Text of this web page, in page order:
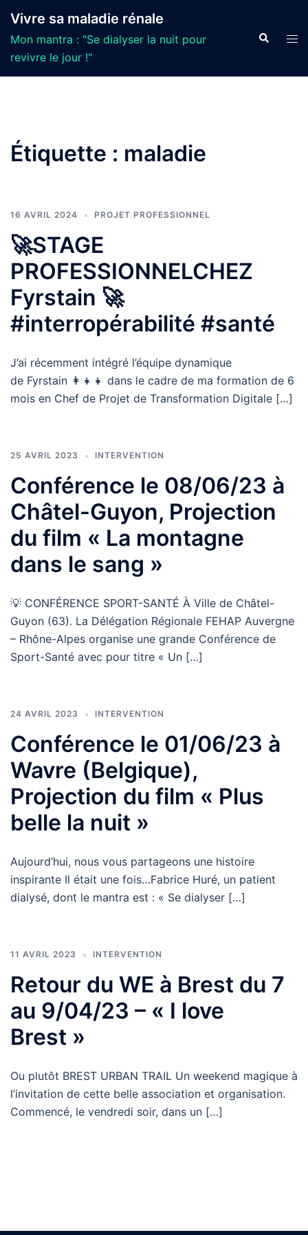
contenu
Vivre sa maladie rénale
Mon mantra : "Se dialyser la nuit pour
revivre le jour !"
Étiquette : maladie
16 AVRIL 2024 PROJET PROFESSIONNEL
🚀STAGE
PROFESSIONNELCHEZ
Fyrstain 🚀
#interropérabilité #santé
J’ai récemment intégré l’équipe dynamique
de Fyrstain 👩‍👧‍👧 dans le cadre de ma formation de 6
mois en Chef de Projet de Transformation Digitale […]
25 AVRIL 2023 INTERVENTION
Conférence le 08/06/23 à
Châtel-Guyon, Projection
du film « La montagne
dans le sang »
💡 CONFÉRENCE SPORT-SANTÉ À Ville de Châtel-
Guyon (63). La Délégation Régionale FEHAP Auvergne
– Rhône-Alpes organise une grande Conférence de
Sport-Santé avec pour titre « Un […]
24 AVRIL 2023 INTERVENTION
Conférence le 01/06/23 à
Wavre (Belgique),
Projection du film « Plus
belle la nuit »
Aujourd’hui, nous vous partageons une histoire
inspirante Il était une fois…Fabrice Huré, un patient
dialysé, dont le mantra est : « Se dialyser […]
11 AVRIL 2023 INTERVENTION
Retour du WE à Brest du 7
au 9/04/23 – « I love
Brest »
Ou plutôt BREST URBAN TRAIL Un weekend magique à
l’invitation de cette belle association et organisation.
Commencé, le vendredi soir, dans un […]